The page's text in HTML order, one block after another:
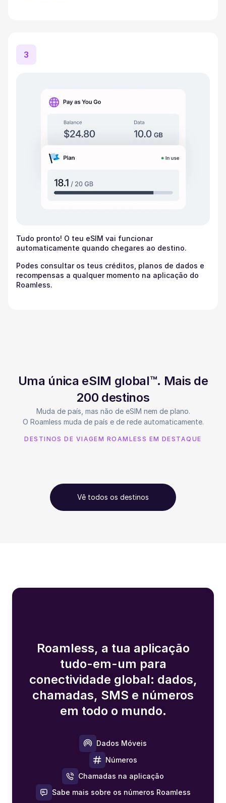
3
Tudo pronto! O teu eSIM vai funcionar
automaticamente quando chegares ao destino.
Podes consultar os teus créditos, planos de dados e
recompensas a qualquer momento na aplicação do
Roamless.
Uma única eSIM global™. Mais de
200 destinos
Muda de país, mas não de eSIM nem de plano.
O Roamless muda de país e de rede automaticamente.
DESTINOS DE VIAGEM ROAMLESS EM DESTAQUE
Vê todos os destinos
Roamless, a tua aplicação
tudo-em-um para
conectividade global: dados,
chamadas, SMS e números
em todo o mundo.
Dados Móveis
Números
Chamadas na aplicação
Sabe mais sobre os números Roamless